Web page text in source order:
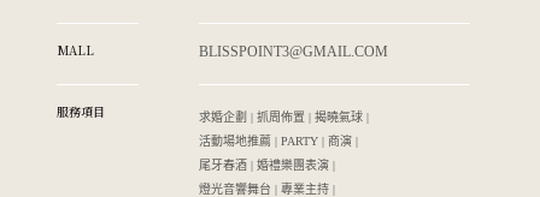
MALL BLISSPOINT3@GMAIL.COM
服務項目
求婚企劃 | 抓周佈置 | 揭曉氣球 |
活動場地推薦 | PARTY | 商演 |
尾牙春酒 | 婚禮樂團表演 |
燈光音響舞台 | 專業主持 |